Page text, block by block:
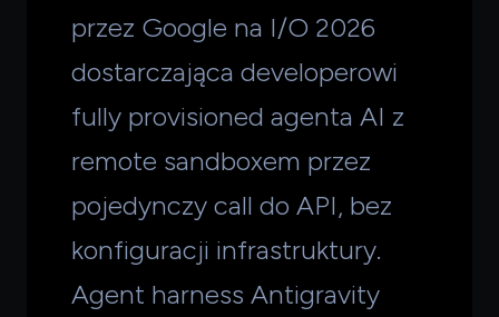
przez Google na I/O 2026
dostarczająca developerowi
fully provisioned agenta AI z
remote sandboxem przez
pojedynczy call do API, bez
konfiguracji infrastruktury.
Agent harness Antigravity